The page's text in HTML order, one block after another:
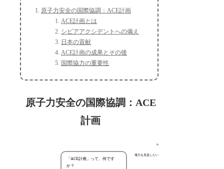
原子力安全の国際協調：ACE計画
ACE計画とは
シビアアクシデントへの備え
日本の貢献
ACE計画の成果とその後
国際協力の重要性
原子力安全の国際協調：ACE
計画
電力を見直したい
「ACE計画」って、何です
か？